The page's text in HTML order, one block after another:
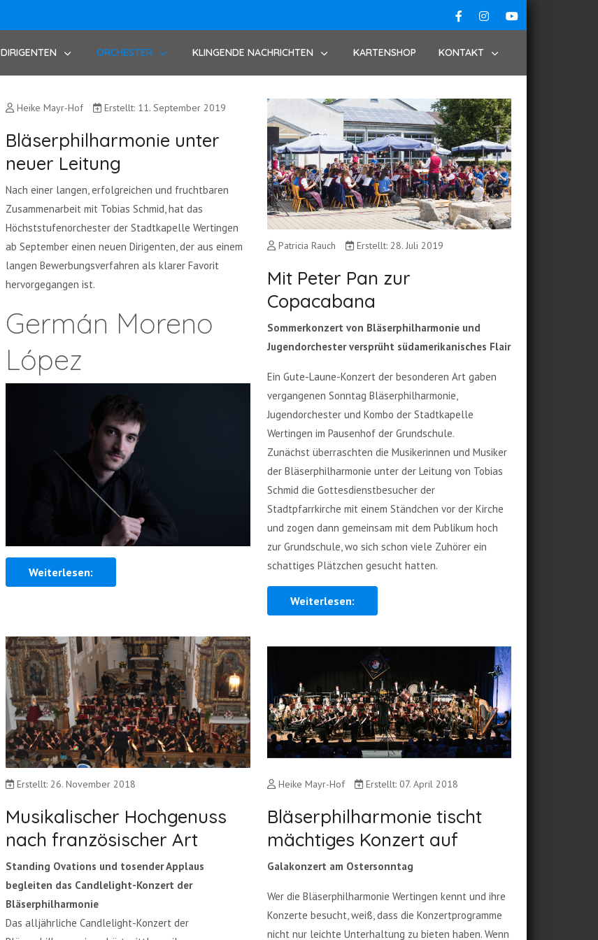
DIRIGENTEN ORCHESTER KLINGENDE NACHRICHTEN KARTENSHOP KONTAKT
Heike Mayr-Hof Erstellt: 11. September 2019
Bläserphilharmonie unter
neuer Leitung
Nach einer langen, erfolgreichen und fruchtbaren
Zusammenarbeit mit Tobias Schmid, hat das
Höchststufenorchester der Stadtkapelle Wertingen
ab September einen neuen Dirigenten, der aus einem
langen Bewerbungsverfahren als klarer Favorit
hervorgegangen ist.
Germán Moreno
López
Weiterlesen:
Patricia Rauch Erstellt: 28. Juli 2019
Mit Peter Pan zur
Copacabana
Sommerkonzert von Bläserphilharmonie und
Jugendorchester versprüht südamerikanisches Flair
Ein Gute-Laune-Konzert der besonderen Art gaben
vergangenen Sonntag Bläserphilharmonie,
Jugendorchester und Kombo der Stadtkapelle
Wertingen im Pausenhof der Grundschule.
Zunächst überraschten die Musikerinnen und Musiker
der Bläserphilharmonie unter der Leitung von Tobias
Schmid die Gottesdienstbesucher der
Stadtpfarrkirche mit einem Ständchen vor der Kirche
und zogen dann gemeinsam mit dem Publikum hoch
zur Grundschule, wo sich schon viele Zuhörer ein
schattiges Plätzchen gesucht hatten.
Weiterlesen:
Erstellt: 26. November 2018
Musikalischer Hochgenuss
nach französischer Art
Standing Ovations und tosender Applaus
begleiten das Candlelight-Konzert der
Bläserphilharmonie
Das alljährliche Candlelight-Konzert der
Heike Mayr-Hof Erstellt: 07. April 2018
Bläserphilharmonie tischt
mächtiges Konzert auf
Galakonzert am Ostersonntag
Wer die Bläserphilharmonie Wertingen kennt und ihre
Konzerte besucht, weiß, dass die Konzertprogramme
nicht nur leichte Unterhaltung zu bieten haben. Wenn